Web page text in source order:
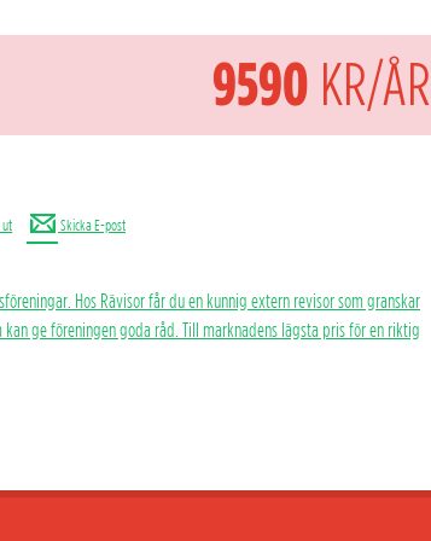
9590 KR/ÅR
ut Skicka E-post
Hos Rävisor får du en kunnig extern revisor som granskar
ge föreningen goda råd. Till marknadens lägsta pris för en riktig